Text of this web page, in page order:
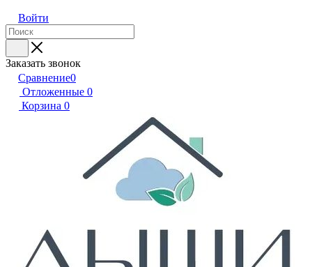
Войти
Заказать звонок
Сравнение0
Отложенные 0
Корзина 0